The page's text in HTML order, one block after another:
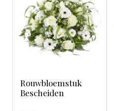
Rouwbloemstuk
Bescheiden